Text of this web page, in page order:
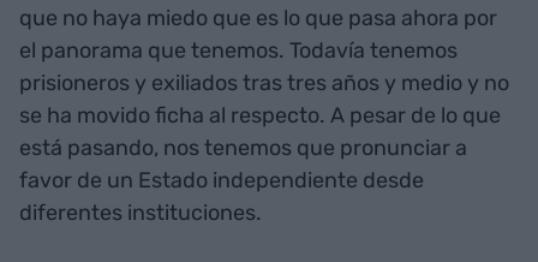
que no haya miedo que es lo que pasa ahora por
el panorama que tenemos. Todavía tenemos
prisioneros y exiliados tras tres años y medio y no
se ha movido ficha al respecto. A pesar de lo que
está pasando, nos tenemos que pronunciar a
favor de un Estado independiente desde
diferentes instituciones.